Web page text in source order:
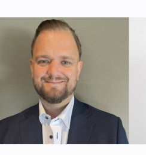
Aktuelle prosjekter
Om VVS Aktuelt
Kontakt oss:
Abonner på fagbladet
Annonsere i VVS Aktuelt